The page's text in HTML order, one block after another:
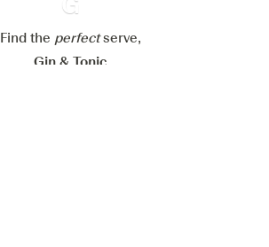
Ginventory
Find the perfectserve,
Gin & Tonic